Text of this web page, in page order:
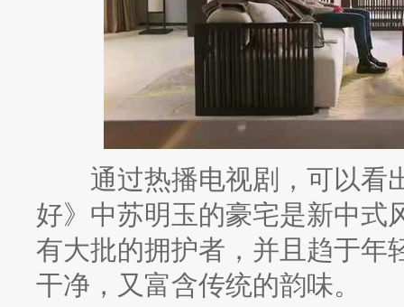
通过热播电视剧，可以看
好》中苏明玉的豪宅是新中式
有大批的拥护者，并且趋于年
干净，又富含传统的韵味。